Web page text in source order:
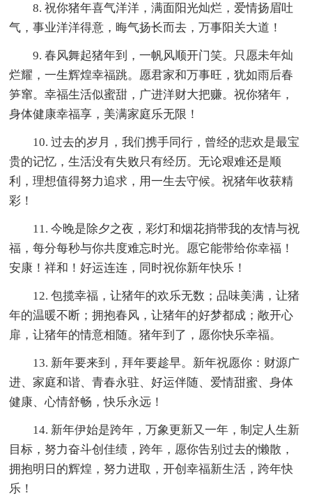
8. 祝你猪年喜气洋洋，满面阳光灿烂，爱情扬眉吐
气，事业洋洋得意，晦气扬长而去，万事阳关大道！
9. 春风舞起猪年到，一帆风顺开门笑。只愿未年灿
烂耀，一生辉煌幸福跳。愿君家和万事旺，犹如雨后春
笋窜。幸福生活似蜜甜，广进洋财大把赚。祝你猪年，
身体健康幸福享，美满家庭乐无限！
10. 过去的岁月，我们携手同行，曾经的悲欢是最宝
贵的记忆，生活没有失败只有经历。无论艰难还是顺
利，理想值得努力追求，用一生去守候。祝猪年收获精
彩！
11. 今晚是除夕之夜，彩灯和烟花捎带我的友情与祝
福，每分每秒与你共度难忘时光。愿它能带给你幸福！
安康！祥和！好运连连，同时祝你新年快乐！
12. 包揽幸福，让猪年的欢乐无数；品味美满，让猪
年的温暖不断；拥抱春风，让猪年的好梦都成；敞开心
扉，让猪年的情意相随。猪年到了，愿你快乐幸福。
13. 新年要来到，拜年要趁早。新年祝愿你：财源广
进、家庭和谐、青春永驻、好运伴随、爱情甜蜜、身体
健康、心情舒畅，快乐永远！
14. 新年伊始是跨年，万象更新又一年，制定人生新
目标，努力奋斗创佳绩，跨年，愿你告别过去的懒散，
拥抱明日的辉煌，努力进取，开创幸福新生活，跨年快
乐！